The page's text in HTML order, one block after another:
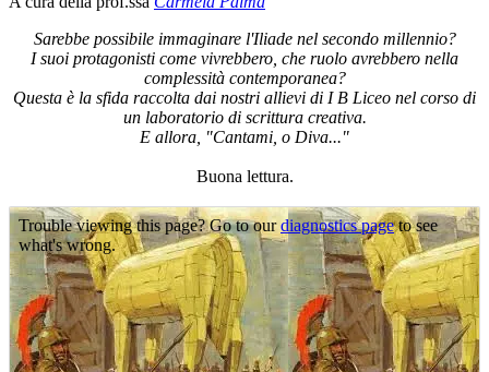
Sarebbe possibile immaginare l'Iliade nel secondo millennio?
I suoi protagonisti come vivrebbero, che ruolo avrebbero nella
complessità contemporanea?
Questa è la sfida raccolta dai nostri allievi di I B Liceo nel corso di
un laboratorio di scrittura creativa.
E allora, "Cantami, o Diva..."
Buona lettura.